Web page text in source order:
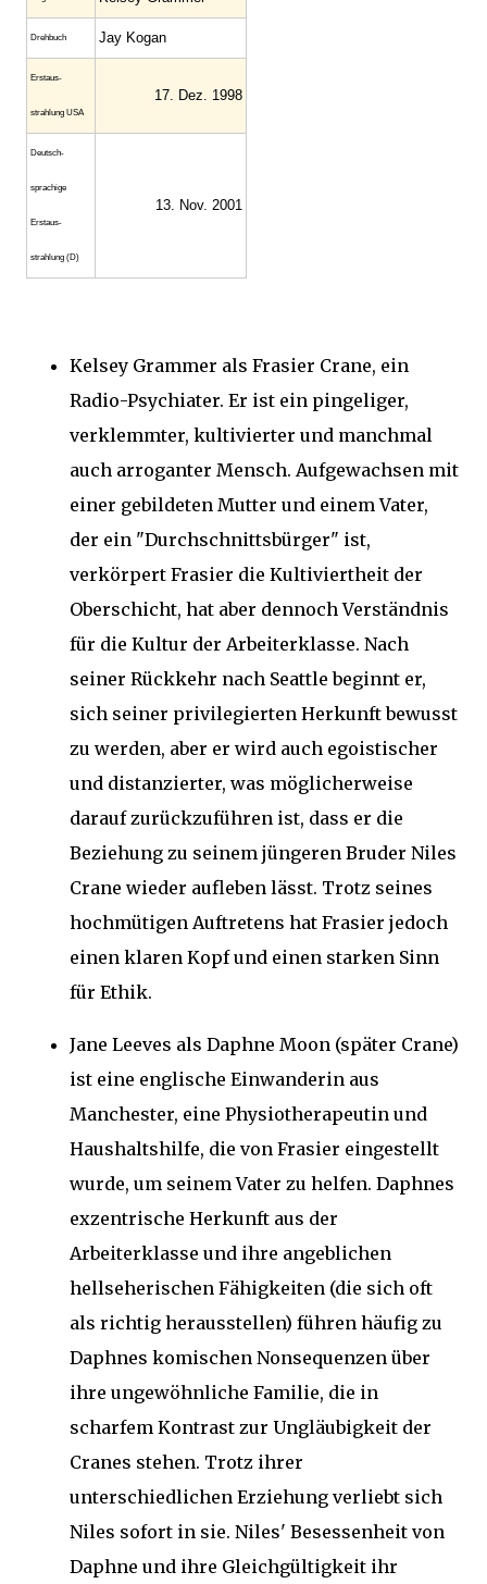
Drehbuch Jay Kogan
Erstaus­
strahlung USA
17. Dez. 1998
Deutsch­
sprachige
Erstaus­
strahlung (D)
13. Nov. 2001
Kelsey Grammer als Frasier Crane, ein
Radio-Psychiater. Er ist ein pingeliger,
verklemmter, kultivierter und manchmal
auch arroganter Mensch. Aufgewachsen mit
einer gebildeten Mutter und einem Vater,
der ein "Durchschnittsbürger" ist,
verkörpert Frasier die Kultiviertheit der
Oberschicht, hat aber dennoch Verständnis
für die Kultur der Arbeiterklasse. Nach
seiner Rückkehr nach Seattle beginnt er,
sich seiner privilegierten Herkunft bewusst
zu werden, aber er wird auch egoistischer
und distanzierter, was möglicherweise
darauf zurückzuführen ist, dass er die
Beziehung zu seinem jüngeren Bruder Niles
Crane wieder aufleben lässt. Trotz seines
hochmütigen Auftretens hat Frasier jedoch
einen klaren Kopf und einen starken Sinn
für Ethik.
Jane Leeves als Daphne Moon (später Crane)
ist eine englische Einwanderin aus
Manchester, eine Physiotherapeutin und
Haushaltshilfe, die von Frasier eingestellt
wurde, um seinem Vater zu helfen. Daphnes
exzentrische Herkunft aus der
Arbeiterklasse und ihre angeblichen
hellseherischen Fähigkeiten (die sich oft
als richtig herausstellen) führen häufig zu
Daphnes komischen Nonsequenzen über
ihre ungewöhnliche Familie, die in
scharfem Kontrast zur Ungläubigkeit der
Cranes stehen. Trotz ihrer
unterschiedlichen Erziehung verliebt sich
Niles sofort in sie. Niles' Besessenheit von
Daphne und ihre Gleichgültigkeit ihr